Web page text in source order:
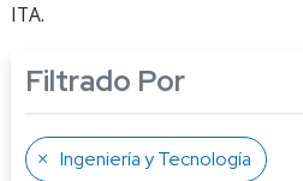
ITA.
Filtrado Por
Ingeniería y Tecnología